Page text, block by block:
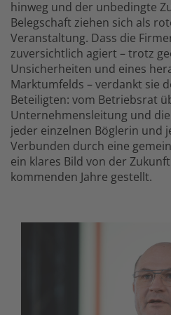
hinweg und der unbedingte
Belegschaft ziehen sich als
Veranstaltung. Dass die
zuversichtlich agiert – trotz
Unsicherheiten und eines
Marktumfelds – verdankt sie
Beteiligten: vom Betriebsrat
Unternehmensleitung und
jeder einzelnen Böglerin und
Verbunden durch eine
ein klares Bild von der
kommenden Jahre gestellt.